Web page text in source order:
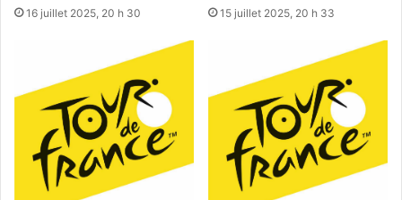
16 juillet 2025, 20 h 30 15 juillet 2025, 20 h 33